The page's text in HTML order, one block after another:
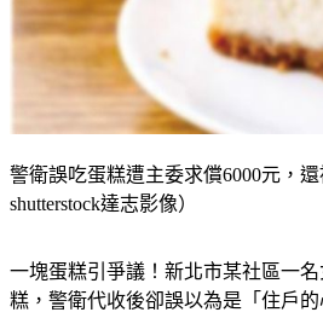
警衛誤吃蛋糕遭主委求償6000元，
shutterstock達志影像）
一塊蛋糕引爭議！新北市某社區一
糕，警衛代收後卻誤以為是「住戶